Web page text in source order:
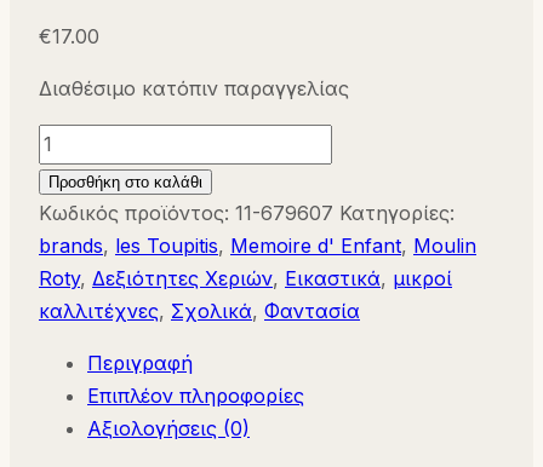
€17.00
Διαθέσιμο κατόπιν παραγγελίας
Σετ
12
Μεγάλων
Μαρκαδόρων
679607
Moulin
ποσότητα
Προσθήκη στο καλάθι
Κωδικός προϊόντος: 11-679607 Κατηγορίες:
brands, les Toupitis, Memoire d' Enfant, Moulin
Roty, Δεξιότητες Χεριών, Εικαστικά, μικροί
καλλιτέχνες, Σχολικά, Φαντασία
Περιγραφή
Επιπλέον πληροφορίες
Αξιολογήσεις (0)